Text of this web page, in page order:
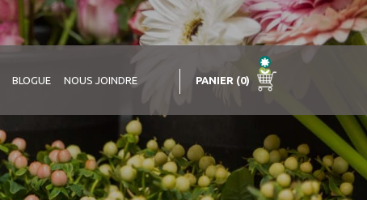
BLOGUE NOUS JOINDRE PANIER (0)